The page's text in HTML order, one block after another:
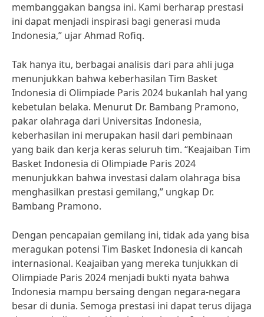
membanggakan bangsa ini. Kami berharap prestasi
ini dapat menjadi inspirasi bagi generasi muda
Indonesia,” ujar Ahmad Rofiq.
Tak hanya itu, berbagai analisis dari para ahli juga
menunjukkan bahwa keberhasilan Tim Basket
Indonesia di Olimpiade Paris 2024 bukanlah hal yang
kebetulan belaka. Menurut Dr. Bambang Pramono,
pakar olahraga dari Universitas Indonesia,
keberhasilan ini merupakan hasil dari pembinaan
yang baik dan kerja keras seluruh tim. “Keajaiban Tim
Basket Indonesia di Olimpiade Paris 2024
menunjukkan bahwa investasi dalam olahraga bisa
menghasilkan prestasi gemilang,” ungkap Dr.
Bambang Pramono.
Dengan pencapaian gemilang ini, tidak ada yang bisa
meragukan potensi Tim Basket Indonesia di kancah
internasional. Keajaiban yang mereka tunjukkan di
Olimpiade Paris 2024 menjadi bukti nyata bahwa
Indonesia mampu bersaing dengan negara-negara
besar di dunia. Semoga prestasi ini dapat terus dijaga